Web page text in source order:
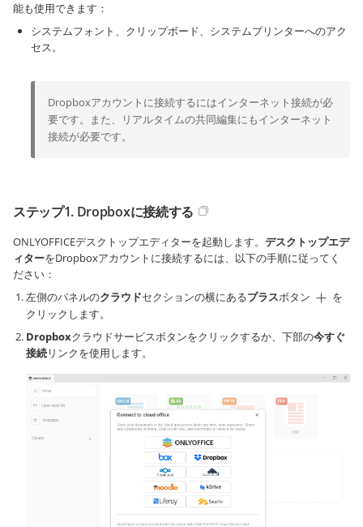
能も使用できます：
システムフォント、クリップボード、システムプリンターへのアク
セス。
Dropboxアカウントに接続するにはインターネット接続が必
要です。また、リアルタイムの共同編集にもインターネット
接続が必要です。
ステップ1. Dropboxに接続する
ONLYOFFICEデスクトップエディターを起動します。 デスクトップエデ
ィターをDropboxアカウントに接続するには、以下の手順に従ってく
ださい：
左側のパネルのクラウドセクションの横にあるプラスボタン
を
クリックします。
Dropboxクラウドサービスボタンをクリックするか、下部の今すぐ
接続リンクを使用します。